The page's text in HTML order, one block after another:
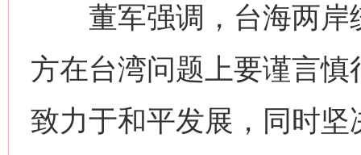
董军强调，台海两岸
方在台湾问题上要谨言慎
致力于和平发展，同时